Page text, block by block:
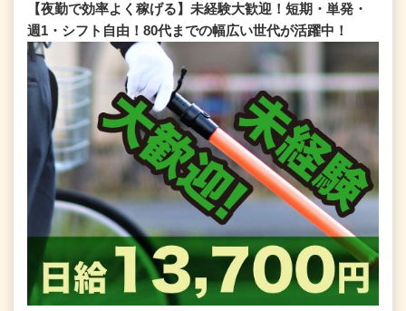
【夜勤で効率よく稼げる】未経験大歓迎！短期・単発・
週1・シフト自由！80代までの幅広い世代が活躍中！